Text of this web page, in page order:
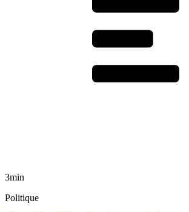
3min
Politique